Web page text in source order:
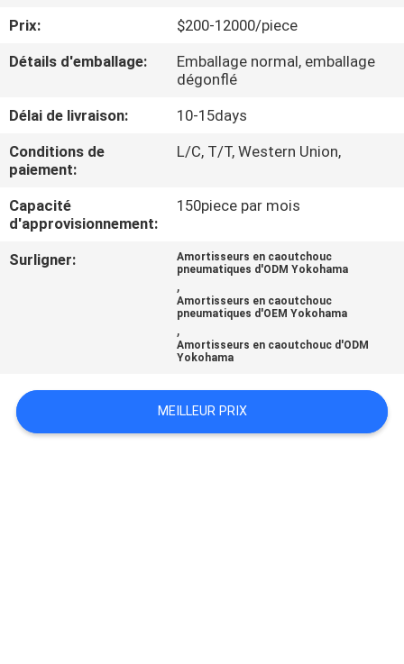
VISITE
D'USINE
CONTRÔLE
DE
QUALITÉ
CONTACTEZ-
NOUS
CAS
PLAN
Prix:
$200-12000/piece
Détails d'emballage:
Emballage normal, emballage
dégonflé
Délai de livraison:
10-15days
Conditions de
paiement:
L/C, T/T, Western Union,
Capacité
d'approvisionnement:
150piece par mois
Surligner:
Amortisseurs en caoutchouc
pneumatiques d'ODM Yokohama
,
Amortisseurs en caoutchouc
pneumatiques d'OEM Yokohama
,
Amortisseurs en caoutchouc d'ODM
Yokohama
MEILLEUR PRIX